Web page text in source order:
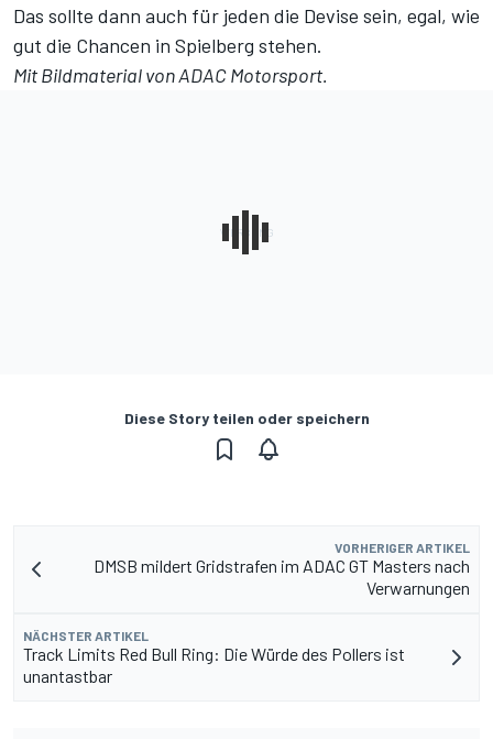
Das sollte dann auch für jeden die Devise sein, egal, wie
gut die Chancen in Spielberg stehen.
Mit Bildmaterial von ADAC Motorsport.
Diese Story teilen oder speichern
VORHERIGER ARTIKEL
DMSB mildert Gridstrafen im ADAC GT Masters nach
Verwarnungen
NÄCHSTER ARTIKEL
Track Limits Red Bull Ring: Die Würde des Pollers ist
unantastbar